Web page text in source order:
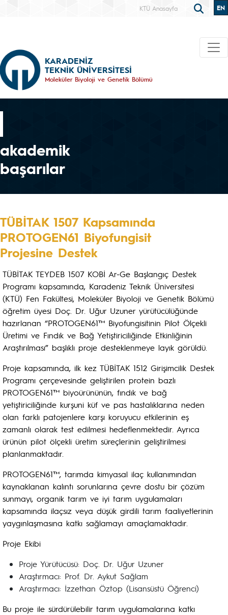
KTÜ Anasayfa EN
KARADENİZ
TEKNİK ÜNİVERSİTESİ
Moleküler Biyoloji ve Genetik Bölümü
akademik
başarılar
TÜBİTAK 1507 Kapsamında
PROTOGEN61 Biyofungisit
Projesine Destek
TÜBİTAK TEYDEB 1507 KOBİ Ar-Ge Başlangıç Destek
Programı kapsamında, Karadeniz Teknik Üniversitesi
(KTÜ) Fen Fakültesi, Moleküler Biyoloji ve Genetik Bölümü
öğretim üyesi Doç. Dr. Uğur Uzuner yürütücülüğünde
hazırlanan “PROTOGEN61™ Biyofungisitinin Pilot Ölçekli
Üretimi ve Fındık ve Bağ Yetiştiriciliğinde Etkinliğinin
Araştırılması” başlıklı proje desteklenmeye layık görüldü.
Proje kapsamında, ilk kez TÜBİTAK 1512 Girişimcilik Destek
Programı çerçevesinde geliştirilen protein bazlı
PROTOGEN61™ biyoürününün, fındık ve bağ
yetiştiriciliğinde kurşuni küf ve pas hastalıklarına neden
olan farklı patojenlere karşı koruyucu etkilerinin eş
zamanlı olarak test edilmesi hedeflenmektedir. Ayrıca
ürünün pilot ölçekli üretim süreçlerinin geliştirilmesi
planlanmaktadır.
PROTOGEN61™, tarımda kimyasal ilaç kullanımından
kaynaklanan kalıntı sorunlarına çevre dostu bir çözüm
sunmayı, organik tarım ve iyi tarım uygulamaları
kapsamında ilaçsız veya düşük girdili tarım faaliyetlerinin
yaygınlaşmasına katkı sağlamayı amaçlamaktadır.
Proje Ekibi
Proje Yürütücüsü: Doç. Dr. Uğur Uzuner
Araştırmacı: Prof. Dr. Aykut Sağlam
Araştırmacı: İzzethan Öztop (Lisansüstü Öğrenci)
Bu proje ile sürdürülebilir tarım uygulamalarına katkı